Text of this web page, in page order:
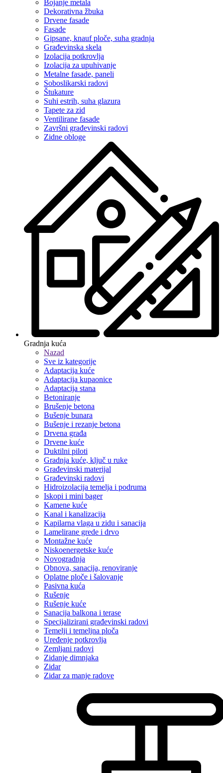
Bojanje metala
Dekorativna žbuka
Drvene fasade
Fasade
Gipsane, knauf ploče, suha gradnja
Građevinska skela
Izolacija potkrovlja
Izolacija za upuhivanje
Metalne fasade, paneli
Soboslikarski radovi
Štukature
Suhi estrih, suha glazura
Tapete za zid
Ventilirane fasade
Završni građevinski radovi
Zidne obloge
Gradnja kuća
Nazad
Sve iz kategorije
Adaptacija kuće
Adaptacija kupaonice
Adaptacija stana
Betoniranje
Brušenje betona
Bušenje bunara
Bušenje i rezanje betona
Drvena građa
Drvene kuće
Duktilni piloti
Gradnja kuće, ključ u ruke
Građevinski materijal
Građevinski radovi
Hidroizolacija temelja i podruma
Iskopi i mini bager
Kamene kuće
Kanal i kanalizacija
Kapilarna vlaga u zidu i sanacija
Lamelirane grede i drvo
Montažne kuće
Niskoenergetske kuće
Novogradnja
Obnova, sanacija, renoviranje
Oplatne ploče i šalovanje
Pasivna kuća
Rušenje
Rušenje kuće
Sanacija balkona i terase
Specijalizirani građevinski radovi
Temelji i temeljna ploča
Uređenje potkrovlja
Zemljani radovi
Zidanje dimnjaka
Zidar
Zidar za manje radove